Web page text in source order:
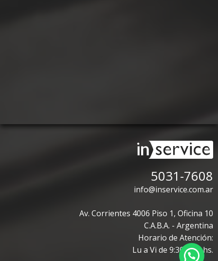
5031-7608
info@inservice.com.ar
Av. Corrientes 4006 Piso 1, Oficina 10
C.A.B.A. - Argentina
Horario de Atención:
Lu a Vi de 9:30 a 18 hs.